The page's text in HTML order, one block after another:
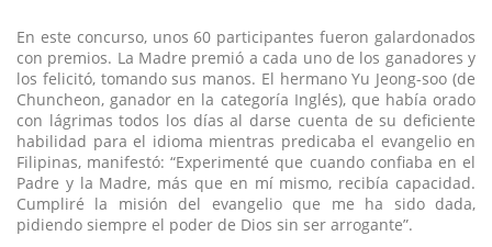
En este concurso, unos 60 participantes fueron galardonados
con premios. La Madre premió a cada uno de los ganadores y
los felicitó, tomando sus manos. El hermano Yu Jeong-soo (de
Chuncheon, ganador en la categoría Inglés), que había orado
con lágrimas todos los días al darse cuenta de su deficiente
habilidad para el idioma mientras predicaba el evangelio en
Filipinas, manifestó: “Experimenté que cuando confiaba en el
Padre y la Madre, más que en mí mismo, recibía capacidad.
Cumpliré la misión del evangelio que me ha sido dada,
pidiendo siempre el poder de Dios sin ser arrogante”.